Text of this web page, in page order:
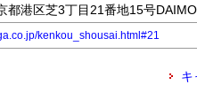
港区芝3丁目21番地15号
kenkou_shousai.html#21
キ